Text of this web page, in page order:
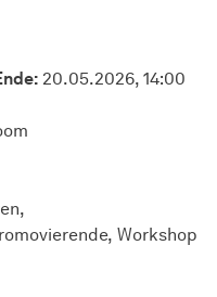
20.05.2026, 14:00
Workshop